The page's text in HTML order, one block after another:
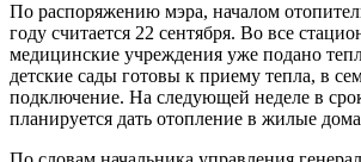
По распоряжению мэра, началом
году считается 22 сентября. Во все
медицинские учреждения уже подано
детские сады готовы к приему тепла, в
подключение. На следующей неделе в
планируется дать отопление в жилые